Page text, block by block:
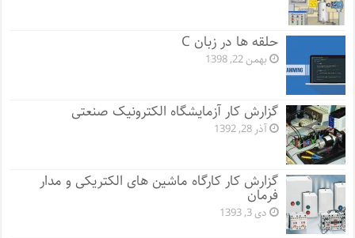
حلقه ها در زبان C
بهمن 22, 1398
گزارش کار آزمایشگاه الکترونیک صنعتی
آذر 28, 1392
گزارش کار کارگاه ماشین های الکتریکی و مدار
فرمان
دی 3, 1393